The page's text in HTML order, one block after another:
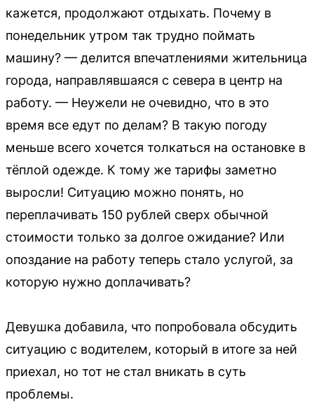
кажется, продолжают отдыхать. Почему в
понедельник утром так трудно поймать
машину? — делится впечатлениями жительница
города, направлявшаяся с севера в центр на
работу. — Неужели не очевидно, что в это
время все едут по делам? В такую погоду
меньше всего хочется толкаться на остановке в
тёплой одежде. К тому же тарифы заметно
выросли! Ситуацию можно понять, но
переплачивать 150 рублей сверх обычной
стоимости только за долгое ожидание? Или
опоздание на работу теперь стало услугой, за
которую нужно доплачивать?
Девушка добавила, что попробовала обсудить
ситуацию с водителем, который в итоге за ней
приехал, но тот не стал вникать в суть
проблемы.